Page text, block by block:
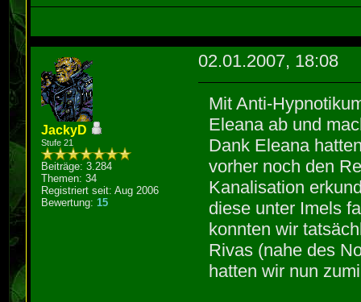
JackyD
Stufe 21
Beiträge: 3.284
Themen: 34
Registriert seit: Aug 2006
Bewertung:15
02.01.2007, 18:08
Mit Anti-
Eleana ab und
Dank Eleana
vorher noch den
Kanalisation
diese unter Imels
konnten wir
Rivas (nahe des
hatten wir nun